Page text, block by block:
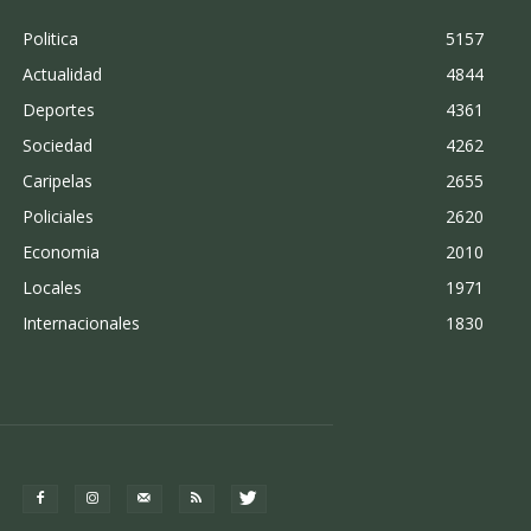
Politica
5157
Actualidad
4844
Deportes
4361
Sociedad
4262
Caripelas
2655
Policiales
2620
Economia
2010
Locales
1971
Internacionales
1830